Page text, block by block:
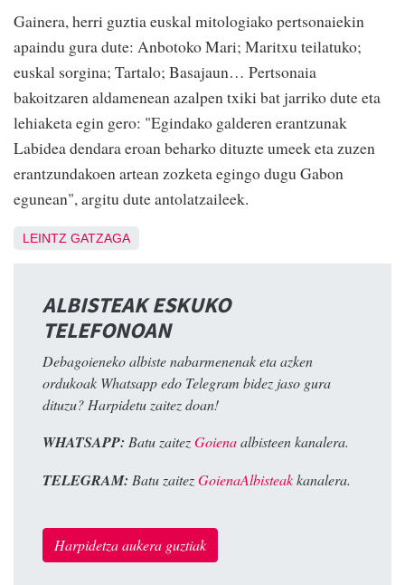
Gainera, herri guztia euskal mitologiako pertsonaiekin
apaindu gura dute: Anbotoko Mari; Maritxu teilatuko;
euskal sorgina; Tartalo; Basajaun… Pertsonaia
bakoitzaren aldamenean azalpen txiki bat jarriko dute eta
lehiaketa egin gero: "Egindako galderen erantzunak
Labidea dendara eroan beharko dituzte umeek eta zuzen
erantzundakoen artean zozketa egingo dugu Gabon
egunean", argitu dute antolatzaileek.
LEINTZ GATZAGA
ALBISTEAK ESKUKO
TELEFONOAN
Debagoieneko albiste nabarmenenak eta azken
ordukoak Whatsapp edo Telegram bidez jaso gura
dituzu? Harpidetu zaitez doan!
WHATSAPP: Batu zaitezGoienaalbisteen kanalera.
TELEGRAM: Batu zaitezGoienaAlbisteakkanalera.
Harpidetza aukera guztiak